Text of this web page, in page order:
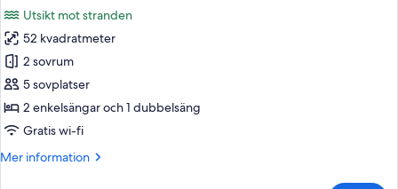
(Balcony,
2
adults)
för
Lägenhet
Classic
-
2
sovrum
luftkonditionering
Utsikt mot stranden
52 kvadratmeter
2 sovrum
5 sovplatser
2 enkelsängar och 1 dubbelsäng
Gratis wi-fi
Mer information
Mer